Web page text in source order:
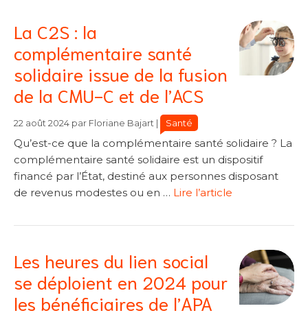
La C2S : la
complémentaire santé
solidaire issue de la fusion
de la CMU-C et de l’ACS
22 août 2024 par Floriane Bajart Catégories
Catégories
Santé
Qu’est-ce que la complémentaire santé solidaire ? La
complémentaire santé solidaire est un dispositif
financé par l’État, destiné aux personnes disposant
de revenus modestes ou en … Lire l’article
Les heures du lien social
se déploient en 2024 pour
les bénéficiaires de l’APA